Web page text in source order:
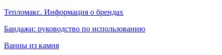
Тепломакс. Информация о брендах
Бандажи: руководство по использованию
Ванны из камня